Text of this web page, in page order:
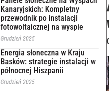
Kanaryjskich: Kompletny
przewodnik po instalacji
fotowoltaicznej na wyspie
Grudzień 2025
Energia słoneczna w Kraju
Basków: strategie instalacji w
północnej Hiszpanii
Grudzień 2025